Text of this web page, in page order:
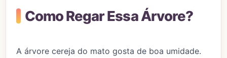
Como Regar Essa Árvore?
A árvore cereja do mato gosta de boa umidade.